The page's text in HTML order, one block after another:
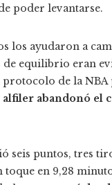
poder levantarse.
los ayudaron a
de equilibrio eran
de la NBA
alfiler abandonó el
seis puntos, tres
toque en 9,28